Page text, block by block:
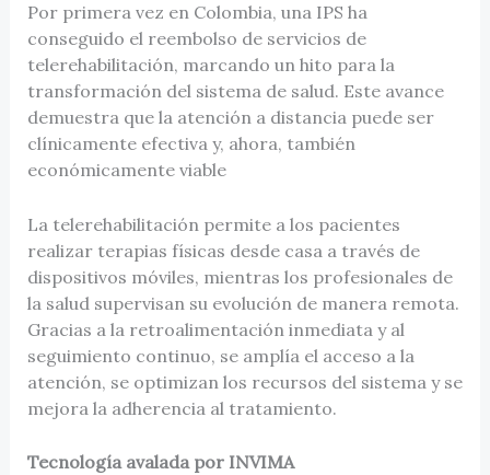
Por primera vez en Colombia, una IPS ha
conseguido el reembolso de servicios de
telerehabilitación, marcando un hito para la
transformación del sistema de salud. Este avance
demuestra que la atención a distancia puede ser
clínicamente efectiva y, ahora, también
económicamente viable
La telerehabilitación permite a los pacientes
realizar terapias físicas desde casa a través de
dispositivos móviles, mientras los profesionales de
la salud supervisan su evolución de manera remota.
Gracias a la retroalimentación inmediata y al
seguimiento continuo, se amplía el acceso a la
atención, se optimizan los recursos del sistema y se
mejora la adherencia al tratamiento.
Tecnología avalada por INVIMA